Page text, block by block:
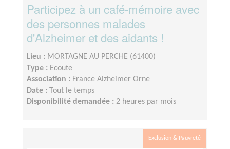
Participez à un café-mémoire avec
des personnes malades
d'Alzheimer et des aidants !
Lieu : MORTAGNE AU PERCHE (61400)
Type : Ecoute
Association : France Alzheimer Orne
Date :
Tout le temps
Disponibilité demandée : 2 heures par mois
Exclusion & Pauvreté